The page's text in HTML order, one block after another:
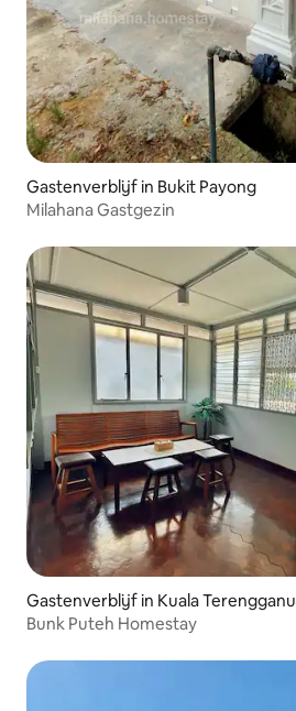
Gastenverblijf in Bukit Payong
Milahana Gastgezin
Gastenverblijf in Kuala Terengganu
Bunk Puteh Homestay